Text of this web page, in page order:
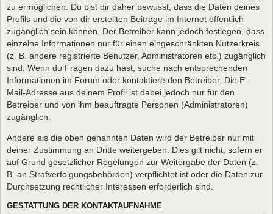
zu ermöglichen. Du bist dir daher bewusst, dass die Daten deines
Profils und die von dir erstellten Beiträge im Internet öffentlich
zugänglich sein können. Der Betreiber kann jedoch festlegen, dass
einzelne Informationen nur für einen eingeschränkten Nutzerkreis
(z. B. andere registrierte Benutzer, Administratoren etc.) zugänglich
sind. Wenn du Fragen dazu hast, suche nach entsprechenden
Informationen im Forum oder kontaktiere den Betreiber. Die E-
Mail-Adresse aus deinem Profil ist dabei jedoch nur für den
Betreiber und von ihm beauftragte Personen (Administratoren)
zugänglich.
Andere als die oben genannten Daten wird der Betreiber nur mit
deiner Zustimmung an Dritte weitergeben. Dies gilt nicht, sofern er
auf Grund gesetzlicher Regelungen zur Weitergabe der Daten (z.
B. an Strafverfolgungsbehörden) verpflichtet ist oder die Daten zur
Durchsetzung rechtlicher Interessen erforderlich sind.
GESTATTUNG DER KONTAKTAUFNAHME